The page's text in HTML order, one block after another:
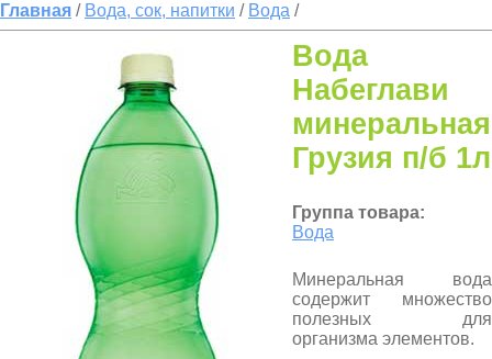
Главная / Вода, сок, напитки / Вода /
Вода
Набеглави
минеральная
Грузия п/б 1л
Группа товара:
Вода
Минеральная вода
содержит множество
полезных для
организма элементов.